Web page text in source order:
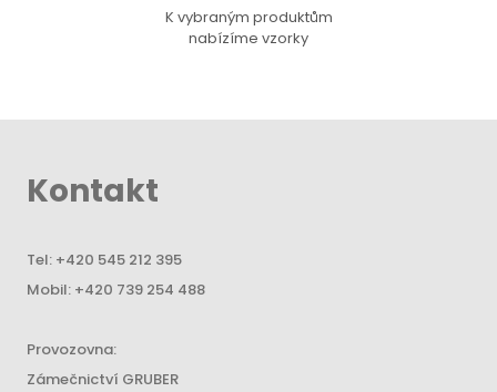
K vybraným produktům
nabízíme vzorky
Kontakt
Tel: +420 545 212 395
Mobil: +420 739 254 488
Provozovna:
Zámečnictví GRUBER